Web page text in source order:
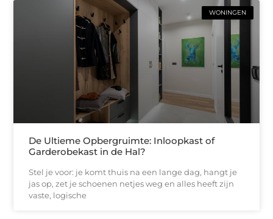
WONINGEN
De Ultieme Opbergruimte: Inloopkast of
Garderobekast in de Hal?
Stel je voor: je komt thuis na een lange dag, hangt je
jas op, zet je schoenen netjes weg en alles heeft zijn
vaste, logische